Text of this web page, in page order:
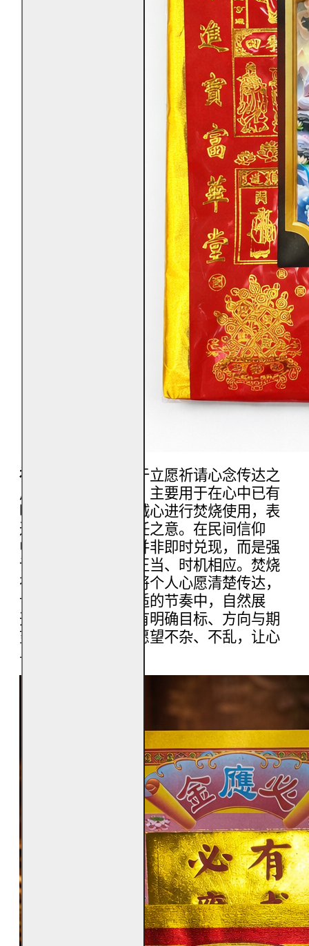
福海有求必应金
用于立愿祈请心念传达之
用福海有求必应金，主要用于在心中已有
明确所求之时，以诚心进行焚烧使用，表
达祈请、托付与信任之意。在民间信仰
中，「有求必应」并非即时兑现，而是强
调心念清楚、方向正当、时机相应。焚烧
有求必应金，象征将个人心愿清楚传达，
让所求之事进入合适的节奏中，自然展
开。此金适合在已有明确目标、方向与期
望之时使用，寓意愿望不杂、不乱，让心
与事同步前行。